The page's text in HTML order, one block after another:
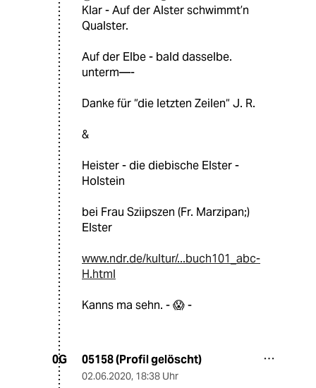
Klar - Auf der Alster schwimmt’n
Qualster.
Auf der Elbe - bald dasselbe.
unterm—-
Danke für “die letzten Zeilen“ J. R.
&
Heister - die diebische Elster -
Holstein
bei Frau Sziipszen (Fr. Marzipan;)
Elster
www.ndr.de/kultur/...buch101_abc-
H.html
Kanns ma sehn. - 😱 -
0G 05158 (Profil gelöscht)
02.06.2020, 18:38 Uhr